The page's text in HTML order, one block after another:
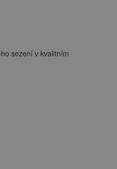
sezení v kvalitním